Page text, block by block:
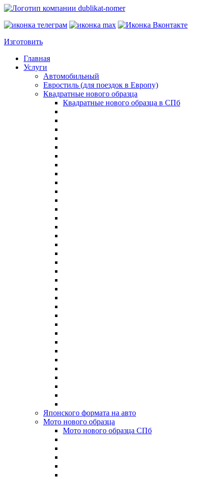
Изготовить
Главная
Услуги
Автомобильный
Евростиль (для поездок в Европу)
Квадратные нового образца
Квадратные нового образца в СПб
Японского формата на авто
Мото нового образца
Мото нового образца СПб